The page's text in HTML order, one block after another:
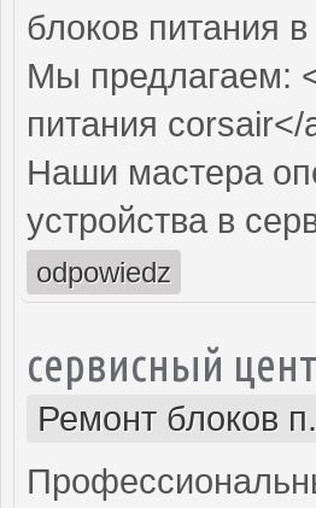
блоков питания
Мы предлагаем:
питания corsair</
Наши мастера
устройства в
odpowiedz
сервисный
Ремонт блоков